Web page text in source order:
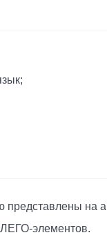
представлены на
элементов.